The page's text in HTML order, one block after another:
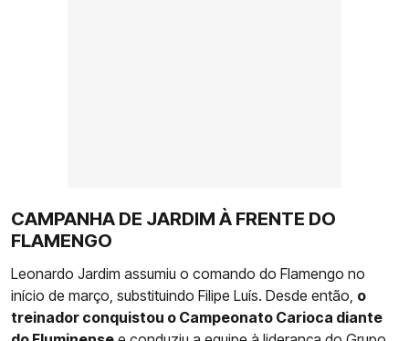
CAMPANHA DE JARDIM À FRENTE DO
FLAMENGO
Leonardo Jardim assumiu o comando do Flamengo no
início de março, substituindo Filipe Luís. Desde então, o
treinador conquistou o Campeonato Carioca diante